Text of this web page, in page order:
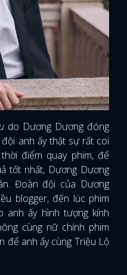
do Dương Dương đóng
anh ấy thật sự rất coi
điểm quay phim, để
tốt nhất, Dương Dương
Đoàn đội của Dương
blogger, đến lúc phim
anh ấy hình tượng kính
cùng nữ chính phim
để anh ấy cùng Triệu Lộ